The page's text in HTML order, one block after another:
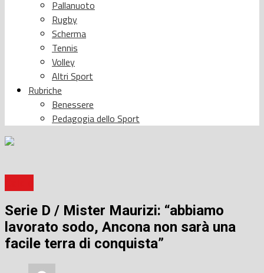
Pallanuoto
Rugby
Scherma
Tennis
Volley
Altri Sport
Rubriche
Benessere
Pedagogia dello Sport
Serie D / Mister Maurizi: “abbiamo
lavorato sodo, Ancona non sarà una
facile terra di conquista”